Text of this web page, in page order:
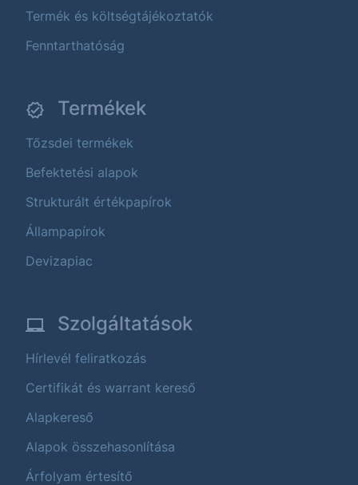
Termék és költségtájékoztatók
Fenntarthatóság
Termékek
Tőzsdei termékek
Befektetési alapok
Strukturált értékpapírok
Állampapírok
Devizapiac
Szolgáltatások
Hírlevél feliratkozás
Certifikát és warrant kereső
Alapkereső
Alapok összehasonlítása
Árfolyam értesítő